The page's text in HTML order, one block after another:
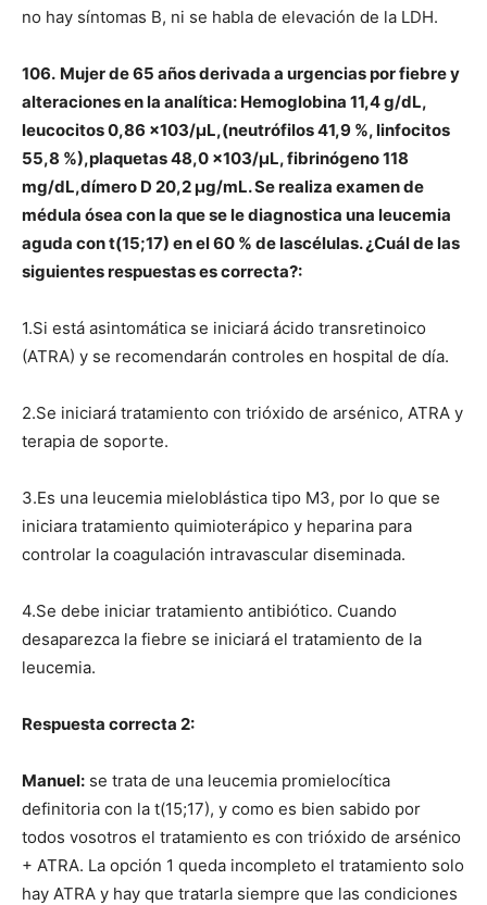
no hay síntomas B, ni se habla de elevación de la LDH.
106. Mujer de 65 años derivada a urgencias por fiebre y
alteraciones en la analítica: Hemoglobina 11,4 g/dL,
leucocitos 0,86 x103/μL,(neutrófilos 41,9 %, linfocitos
55,8 %),plaquetas 48,0 x103/μL, fibrinógeno 118
mg/dL,dímero D 20,2 μg/mL. Se realiza examen de
médula ósea con la que se le diagnostica una leucemia
aguda con t(15;17) en el 60 % de lascélulas. ¿Cuál de las
siguientes respuestas es correcta?:
1.Si está asintomática se iniciará ácido transretinoico
(ATRA) y se recomendarán controles en hospital de día.
2.Se iniciará tratamiento con trióxido de arsénico, ATRA y
terapia de soporte.
3.Es una leucemia mieloblástica tipo M3, por lo que se
iniciara tratamiento quimioterápico y heparina para
controlar la coagulación intravascular diseminada.
4.Se debe iniciar tratamiento antibiótico. Cuando
desaparezca la fiebre se iniciará el tratamiento de la
leucemia.
Respuesta correcta 2:
Manuel: se trata de una leucemia promielocítica
definitoria con la t(15;17), y como es bien sabido por
todos vosotros el tratamiento es con trióxido de arsénico
+ ATRA. La opción 1 queda incompleto el tratamiento solo
hay ATRA y hay que tratarla siempre que las condiciones